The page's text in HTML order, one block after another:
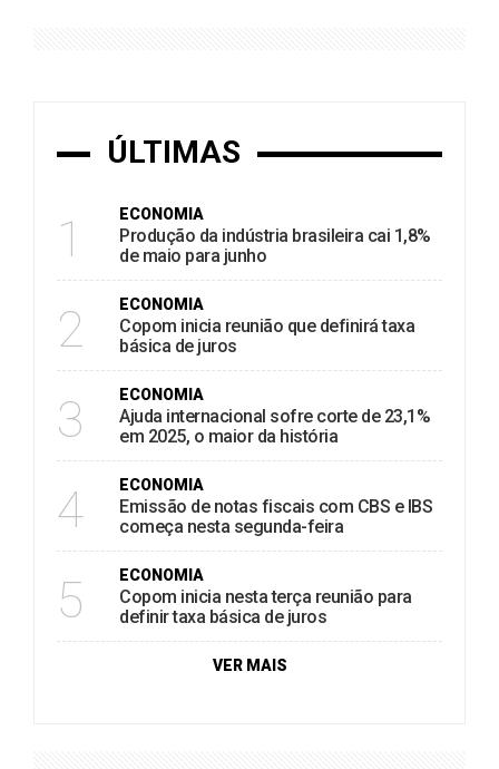
ÚLTIMAS
1 ECONOMIA
Produção da indústria brasileira cai 1,8%
de maio para junho
2 ECONOMIA
Copom inicia reunião que definirá taxa
básica de juros
3 ECONOMIA
Ajuda internacional sofre corte de 23,1%
em 2025, o maior da história
4 ECONOMIA
Emissão de notas fiscais com CBS e IBS
começa nesta segunda-feira
5 ECONOMIA
Copom inicia nesta terça reunião para
definir taxa básica de juros
VER MAIS